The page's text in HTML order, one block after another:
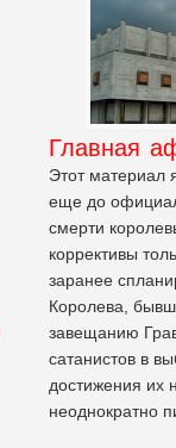
Главная
Этот материал
еще до
смерти
коррективы
заранее
Королева,
завещанию
сатанистов в
достижения их
неоднократно